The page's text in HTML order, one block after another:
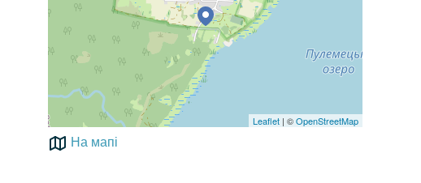
Leaflet| ©OpenStreetMap
На мапі